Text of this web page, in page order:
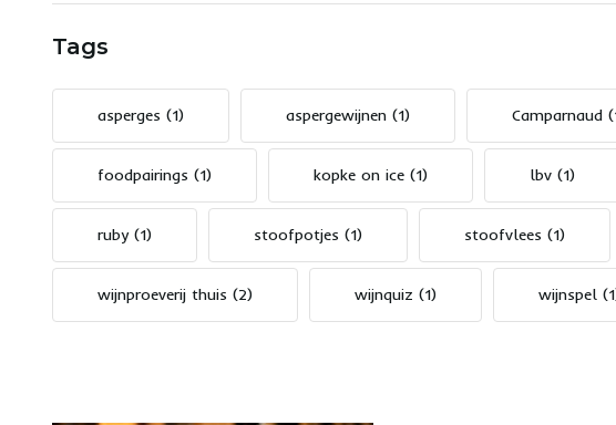
Tags
asperges (1) aspergewijnen (1) Camparnaud
foodpairings (1) kopke on ice (1) lbv (1)
ruby (1) stoofpotjes (1) stoofvlees (1)
wijnproeverij thuis (2) wijnquiz (1) wijnspel